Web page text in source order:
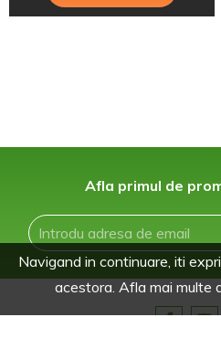
Afla primul de
Navigand in continuare, iti
acestora. Afla mai multe